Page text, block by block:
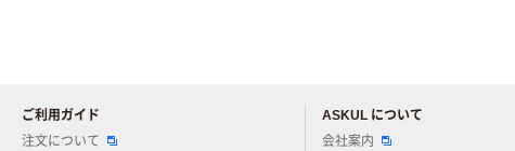
ご利用ガイド
注文について
ASKUL について
会社案内